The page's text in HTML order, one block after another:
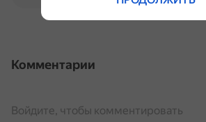
Комментарии
Войдите, чтобы комментировать